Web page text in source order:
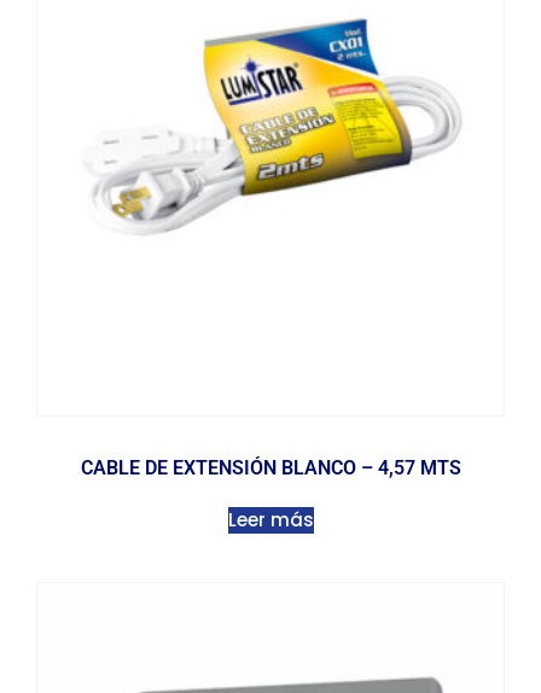
CABLE DE EXTENSIÓN BLANCO – 4,57 MTS
Leer más